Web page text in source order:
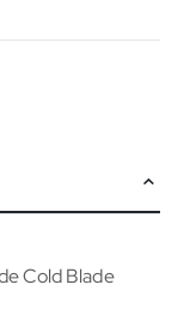
Cold Blade